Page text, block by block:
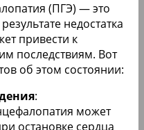
(ПГЭ) — это
недостатка
привести к
последствиям. Вот
об этом состоянии:
:
может
остановке сердца